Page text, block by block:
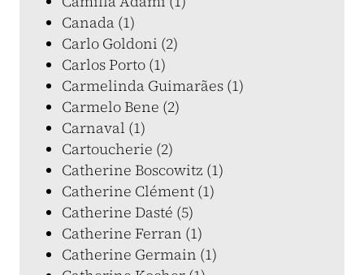
Canada (1)
Carlo Goldoni (2)
Carlos Porto (1)
Carmelinda Guimarães (1)
Carmelo Bene (2)
Carnaval (1)
Cartoucherie (2)
Catherine Boscowitz (1)
Catherine Clément (1)
Catherine Dasté (5)
Catherine Ferran (1)
Catherine Germain (1)